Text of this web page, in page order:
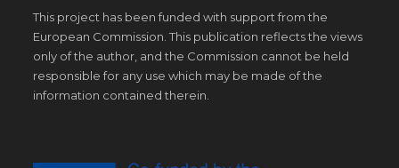
This project has been funded with support from the
European Commission. This publication reflects the views
only of the author, and the Commission cannot be held
responsible for any use which may be made of the
information contained therein.